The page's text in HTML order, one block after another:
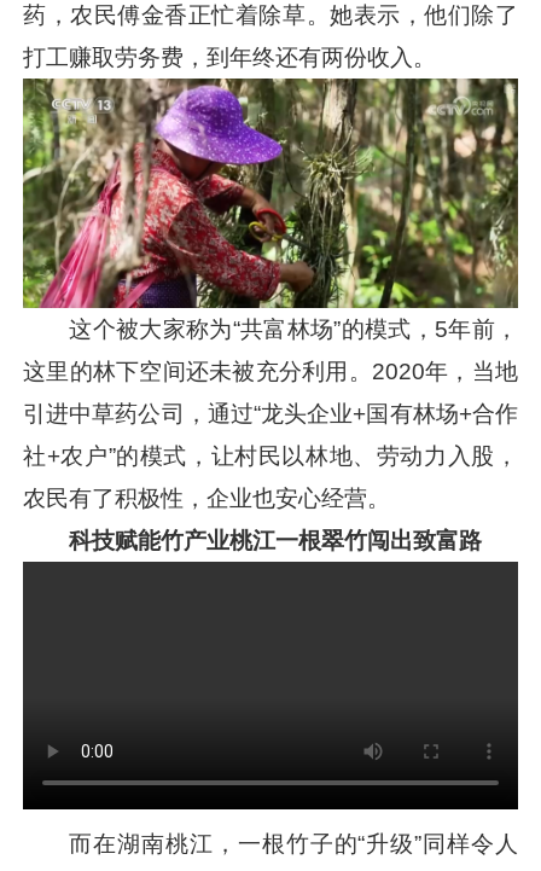
药，农民傅金香正忙着除草。她表示，他们除了
打工赚取劳务费，到年终还有两份收入。
这个被大家称为“共富林场”的模式，5年前，
这里的林下空间还未被充分利用。2020年，当地
引进中草药公司，通过“龙头企业+国有林场+合作
社+农户”的模式，让村民以林地、劳动力入股，
农民有了积极性，企业也安心经营。
科技赋能竹产业桃江一根翠竹闯出致富路
而在湖南桃江，一根竹子的“升级”同样令人